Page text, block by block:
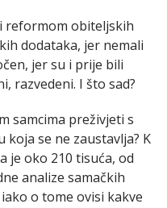
reformom obiteljskih
dodataka, jer nemali
jer su i prije bili
razvedeni. I što sad?
samcima preživjeti s
se ne zaustavlja? K
je oko 210 tisuća, od
analize samačkih
o tome ovisi kakve